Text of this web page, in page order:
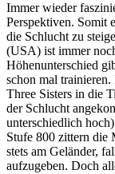
Immer wieder
Perspektiven. Somit
die Schlucht zu
(USA) ist immer
Höhenunterschied
schon mal
Three Sisters in die
der Schlucht
unterschiedlich
Stufe 800 zittern die
stets am Geländer,
aufzugeben. Doch